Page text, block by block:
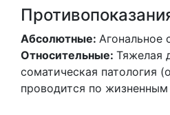
Абсолютные: Агональное
Относительные: Тяжелая
соматическая патология
проводится по жизненным